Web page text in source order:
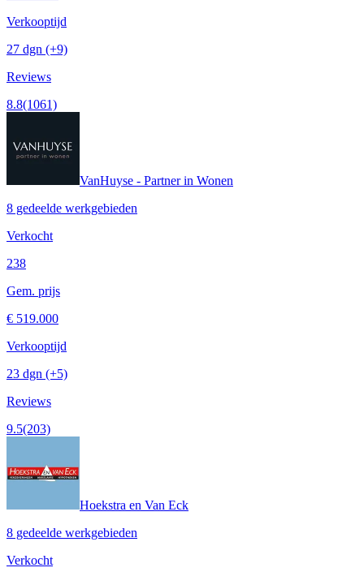
Verkooptijd
27 dgn (+9)
Reviews
8.8(1061)
VanHuyse - Partner in Wonen
8 gedeelde werkgebieden
Verkocht
238
Gem. prijs
€ 519.000
Verkooptijd
23 dgn (+5)
Reviews
9.5(203)
Hoekstra en Van Eck
8 gedeelde werkgebieden
Verkocht